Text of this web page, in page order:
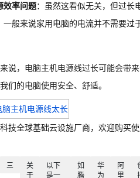
效率问题：虽然这看似无关，但过长
一般来说家用电脑的电流并不需要过
说，电脑主机电源线过长可能会带
们的电脑使用安全、舒适。
技全球基础云设施厂商，欢迎购
三
关
于
以下
是一
如
腾
华
为
阿
里